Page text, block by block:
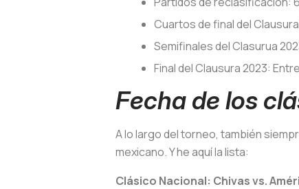
Cuartos de final del
Semifinales del Clasurua
Final del Clausura 2023:
Fecha de los
A lo largo del torneo, también
mexicano. Y he aquí la lista:
Clásico Nacional: Chivas vs.